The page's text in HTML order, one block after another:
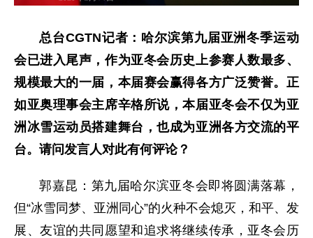
总台CGTN记者：哈尔滨第九届亚洲冬季运动
会已进入尾声，作为亚冬会历史上参赛人数最多、
规模最大的一届，本届赛会赢得各方广泛赞誉。正
如亚奥理事会主席辛格所说，本届亚冬会不仅为亚
洲冰雪运动员搭建舞台，也成为亚洲各方交流的平
台。请问发言人对此有何评论？
郭嘉昆：第九届哈尔滨亚冬会即将圆满落幕，
但“冰雪同梦、亚洲同心”的火种不会熄灭，和平、发
展、友谊的共同愿望和追求将继续传承，亚冬会历